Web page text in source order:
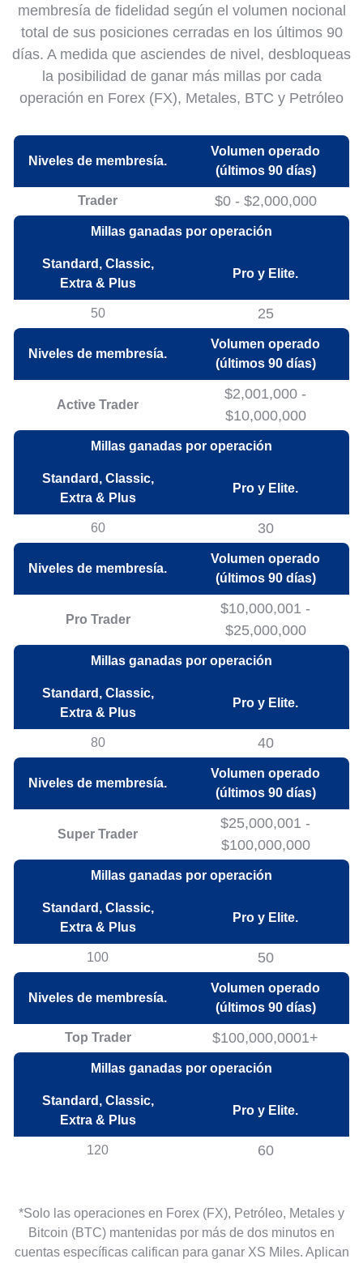
membresía de fidelidad según el volumen nocional
total de sus posiciones cerradas en los últimos 90
días. A medida que asciendes de nivel, desbloqueas
la posibilidad de ganar más millas por cada
operación en Forex (FX), Metales, BTC y Petróleo
Niveles de membresía.
Volumen operado
(últimos 90 días)
Trader $0 - $2,000,000
Millas ganadas por operación
Standard, Classic,
Extra & Plus
Pro y Elite.
50 25
Niveles de membresía.
Volumen operado
(últimos 90 días)
Active Trader
$2,001,000 -
$10,000,000
Millas ganadas por operación
Standard, Classic,
Extra & Plus
Pro y Elite.
60 30
Niveles de membresía.
Volumen operado
(últimos 90 días)
Pro Trader
$10,000,001 -
$25,000,000
Millas ganadas por operación
Standard, Classic,
Extra & Plus
Pro y Elite.
80 40
Niveles de membresía.
Volumen operado
(últimos 90 días)
Super Trader
$25,000,001 -
$100,000,000
Millas ganadas por operación
Standard, Classic,
Extra & Plus
Pro y Elite.
100 50
Niveles de membresía.
Volumen operado
(últimos 90 días)
Top Trader $100,000,0001+
Millas ganadas por operación
Standard, Classic,
Extra & Plus
Pro y Elite.
120 60
*Solo las operaciones en Forex (FX), Petróleo, Metales y
Bitcoin (BTC) mantenidas por más de dos minutos en
cuentas específicas califican para ganar XS Miles. Aplican